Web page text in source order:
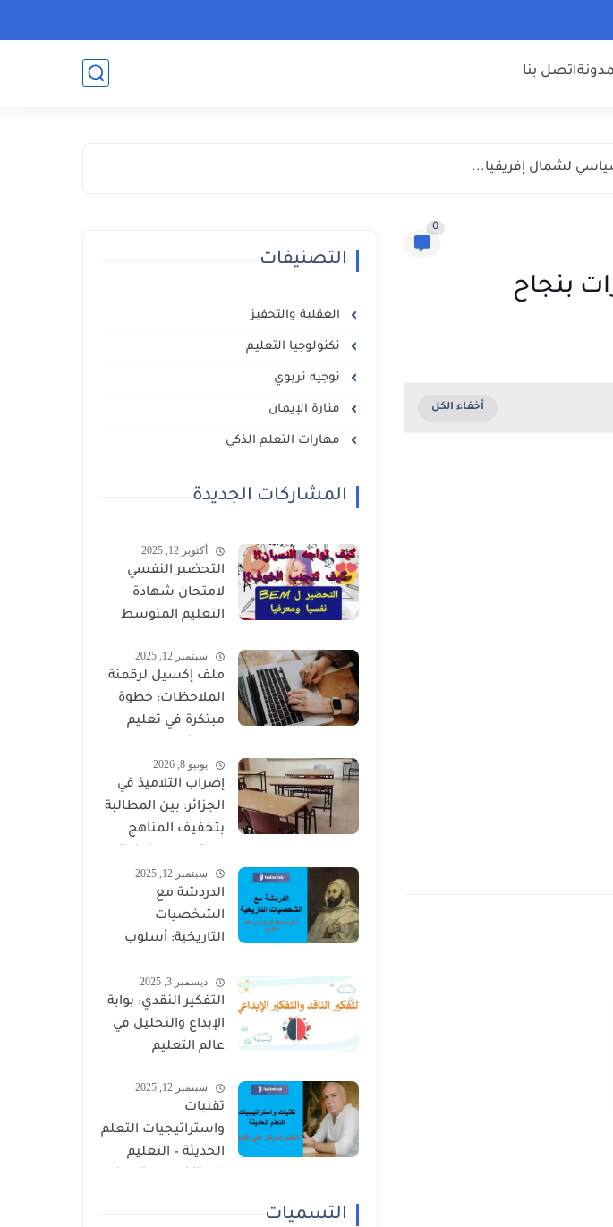
اتصل بنا
لشمال إفريقيا...
0
بنجاح
التصنيفات
العقلية والتحفيز
تكنولوجيا التعليم
توجيه تربوي
منارة الإيمان
مهارات التعلم الذكي
المشاركات الجديدة
أكتوبر 12, 2025
التحضير النفسي
لامتحان شهادة
التعليم المتوسط
سبتمبر 12, 2025
ملف إكسيل لرقمنة
الملاحظات: خطوة
مبتكرة في تعليم
يونيو 8, 2026
إضراب التلاميذ في
الجزائر: بين المطالبة
بتخفيف المناهج
الاستقرار
سبتمبر 12, 2025
الدردشة مع
الشخصيات
التاريخية: أسلوب
مادة التاريخ
ديسمبر 3, 2025
التفكير النقدي: بوابة
الإبداع والتحليل في
عالم التعليم
سبتمبر 12, 2025
تقنيات
واستراتيجيات التعلم
الحديثة – التعليم
التسميات